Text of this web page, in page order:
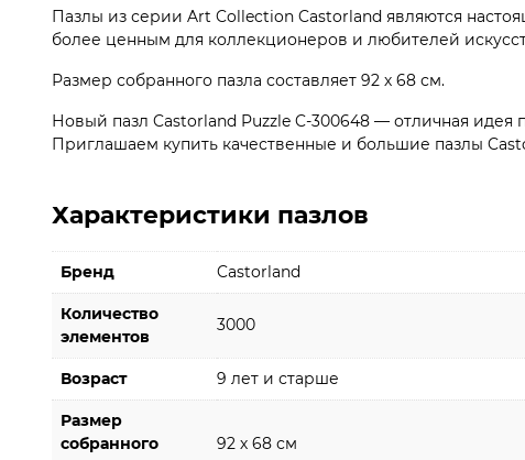
Пазлы из серии Art Collection Castorland являются
более ценным для коллекционеров и любителей
Размер собранного пазла составляет 92 х 68 см.
Новый пазл Castorland Puzzle C-300648 — отличная идея
Приглашаем купить качественные и большие пазлы
Характеристики пазлов
Бренд Castorland
Количество
элементов
3000
Возраст 9 лет и старше
Размер
собранного
92 х 68 см